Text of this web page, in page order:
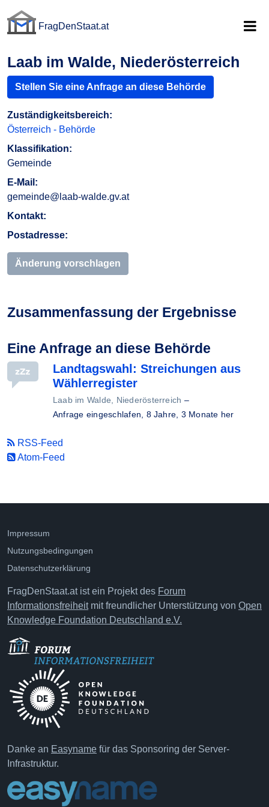
FragDenStaat.at
Laab im Walde, Niederösterreich
Stellen Sie eine Anfrage an diese Behörde
Zuständigkeitsbereich:
Österreich - Behörde
Klassifikation:
Gemeinde
E-Mail:
gemeinde@laab-walde.gv.at
Kontakt:
Postadresse:
Änderung vorschlagen
Zusammenfassung der Ergebnisse
Eine Anfrage an diese Behörde
Landtagswahl: Streichungen aus
Wählerregister
Laab im Walde, Niederösterreich –
Anfrage eingeschlafen, 8 Jahre, 3 Monate her
RSS-Feed
Atom-Feed
Impressum
Nutzungsbedingungen
Datenschutzerklärung
FragDenStaat.at ist ein Projekt des Forum
Informationsfreiheitmit freundlicher Unterstützung von Open
Knowledge Foundation Deutschland e.V.
Danke an Easyname für das Sponsoring der Server-
Infrastruktur.